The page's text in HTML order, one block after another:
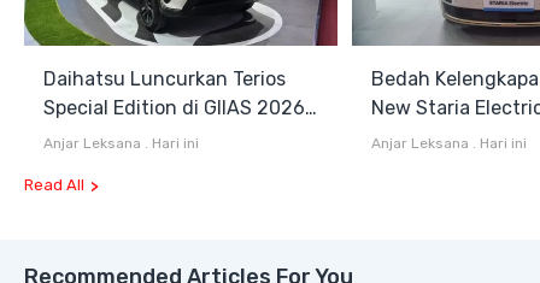
Daihatsu Luncurkan Terios
Special Edition di GIIAS 2026,
Stok Terbatas
Anjar Leksana Hari ini
Bedah
New Staria
Hybrid yang
Anjar Leksana Hari ini
Read All
Recommended Articles For You